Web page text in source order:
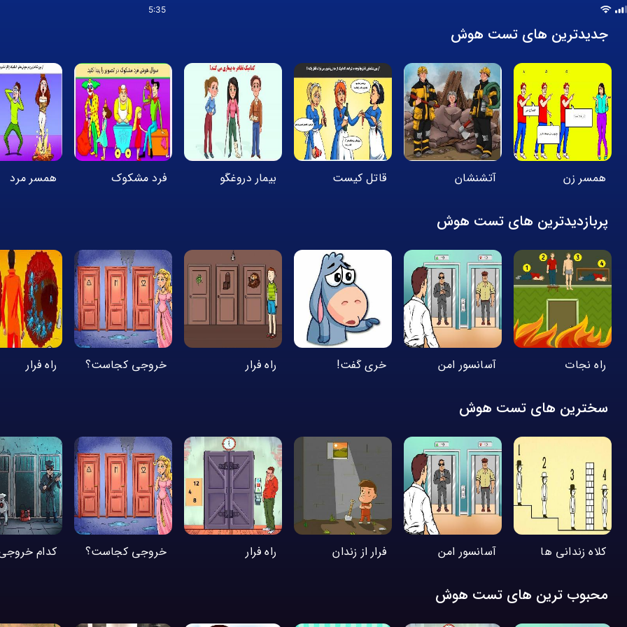
5:35
جدیدترین های تست هوش
همسر زن آتشنشان قاتل کیست بیمار دروغگو فرد مشکوک همسر مرد
پربازدیدترین های تست هوش
راه نجات آسانسور امن خری گفت! راه فرار خروجی کجاست؟ راه فرار
سخترین های تست هوش
کلاه زندانی ها آسانسور امن فرار از زندان راه فرار خروجی کجاست؟ کدام
محبوب ترین های تست هوش